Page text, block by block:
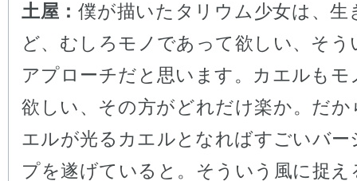
土屋：僕が描いたタリウム少女は、生
ど、むしろモノであって欲しい、そう
アプローチだと思います。カエルもモ
欲しい、その方がどれだけ楽か。だか
エルが光るカエルとなればすごいバー
プを遂げていると。そういう風に捉え